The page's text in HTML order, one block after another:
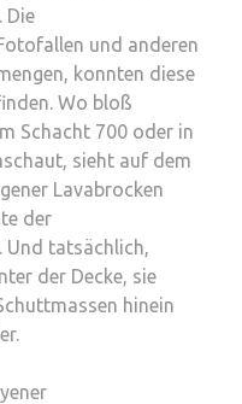
Die
und anderen
konnten diese
Wo bloß
Schacht 700 oder in
sieht auf dem
Lavabrocken
der
tatsächlich,
der Decke, sie
hinein